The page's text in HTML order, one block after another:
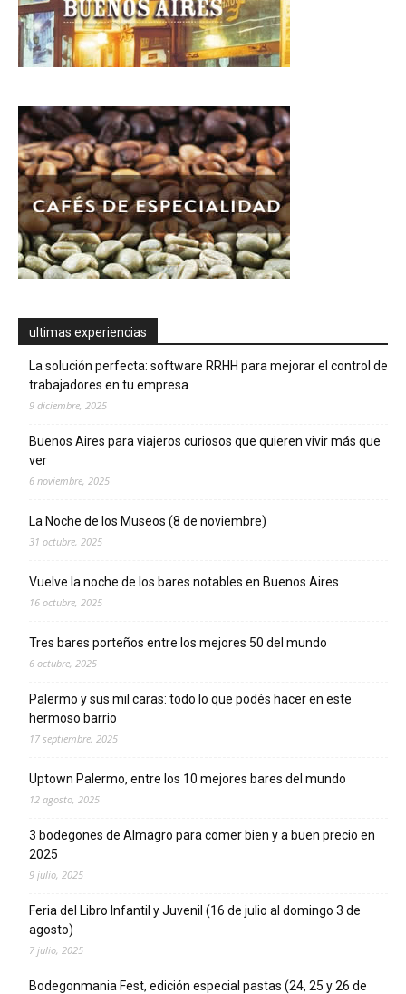
ultimas experiencias
La solución perfecta: software RRHH para mejorar el control de
trabajadores en tu empresa
9 diciembre, 2025
Buenos Aires para viajeros curiosos que quieren vivir más que
ver
6 noviembre, 2025
La Noche de los Museos (8 de noviembre)
31 octubre, 2025
Vuelve la noche de los bares notables en Buenos Aires
16 octubre, 2025
Tres bares porteños entre los mejores 50 del mundo
6 octubre, 2025
Palermo y sus mil caras: todo lo que podés hacer en este
hermoso barrio
17 septiembre, 2025
Uptown Palermo, entre los 10 mejores bares del mundo
12 agosto, 2025
3 bodegones de Almagro para comer bien y a buen precio en
2025
9 julio, 2025
Feria del Libro Infantil y Juvenil (16 de julio al domingo 3 de
agosto)
7 julio, 2025
Bodegonmania Fest, edición especial pastas (24, 25 y 26 de